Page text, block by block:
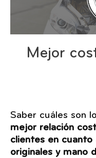
Mejor
Saber cuáles son
mejor relación
clientes en
originales y mano